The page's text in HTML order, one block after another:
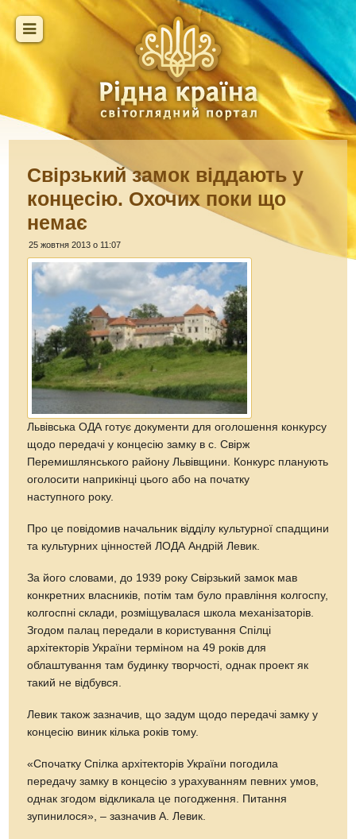
Свірзький замок віддають у
концесію. Охочих поки що
немає
25 жовтня 2013 о 11:07
Львівська ОДА готує документи для оголошення конкурсу
щодо передачі у концесію замку в с. Свірж
Перемишлянського району Львівщини. Конкурс планують
оголосити наприкінці цього або на початку
наступного року.
Про це повідомив начальник відділу культурної спадщини
та культурних цінностей ЛОДА Андрій Левик.
За його словами, до 1939 року Свірзький замок мав
конкретних власників, потім там було правління колгоспу,
колгоспні склади, розміщувалася школа механізаторів.
Згодом палац передали в користування Спілці
архітекторів України терміном на 49 років для
облаштування там будинку творчості, однак проект як
такий не відбувся.
Левик також зазначив, що задум щодо передачі замку у
концесію виник кілька років тому.
«Спочатку Спілка архітекторів України погодила
передачу замку в концесію з урахуванням певних умов,
однак згодом відкликала це погодження. Питання
зупинилося», – зазначив А. Левик.